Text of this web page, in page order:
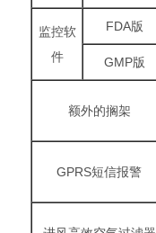
监控软
件
FDA版
GMP版
额外的搁架
GPRS短信报警